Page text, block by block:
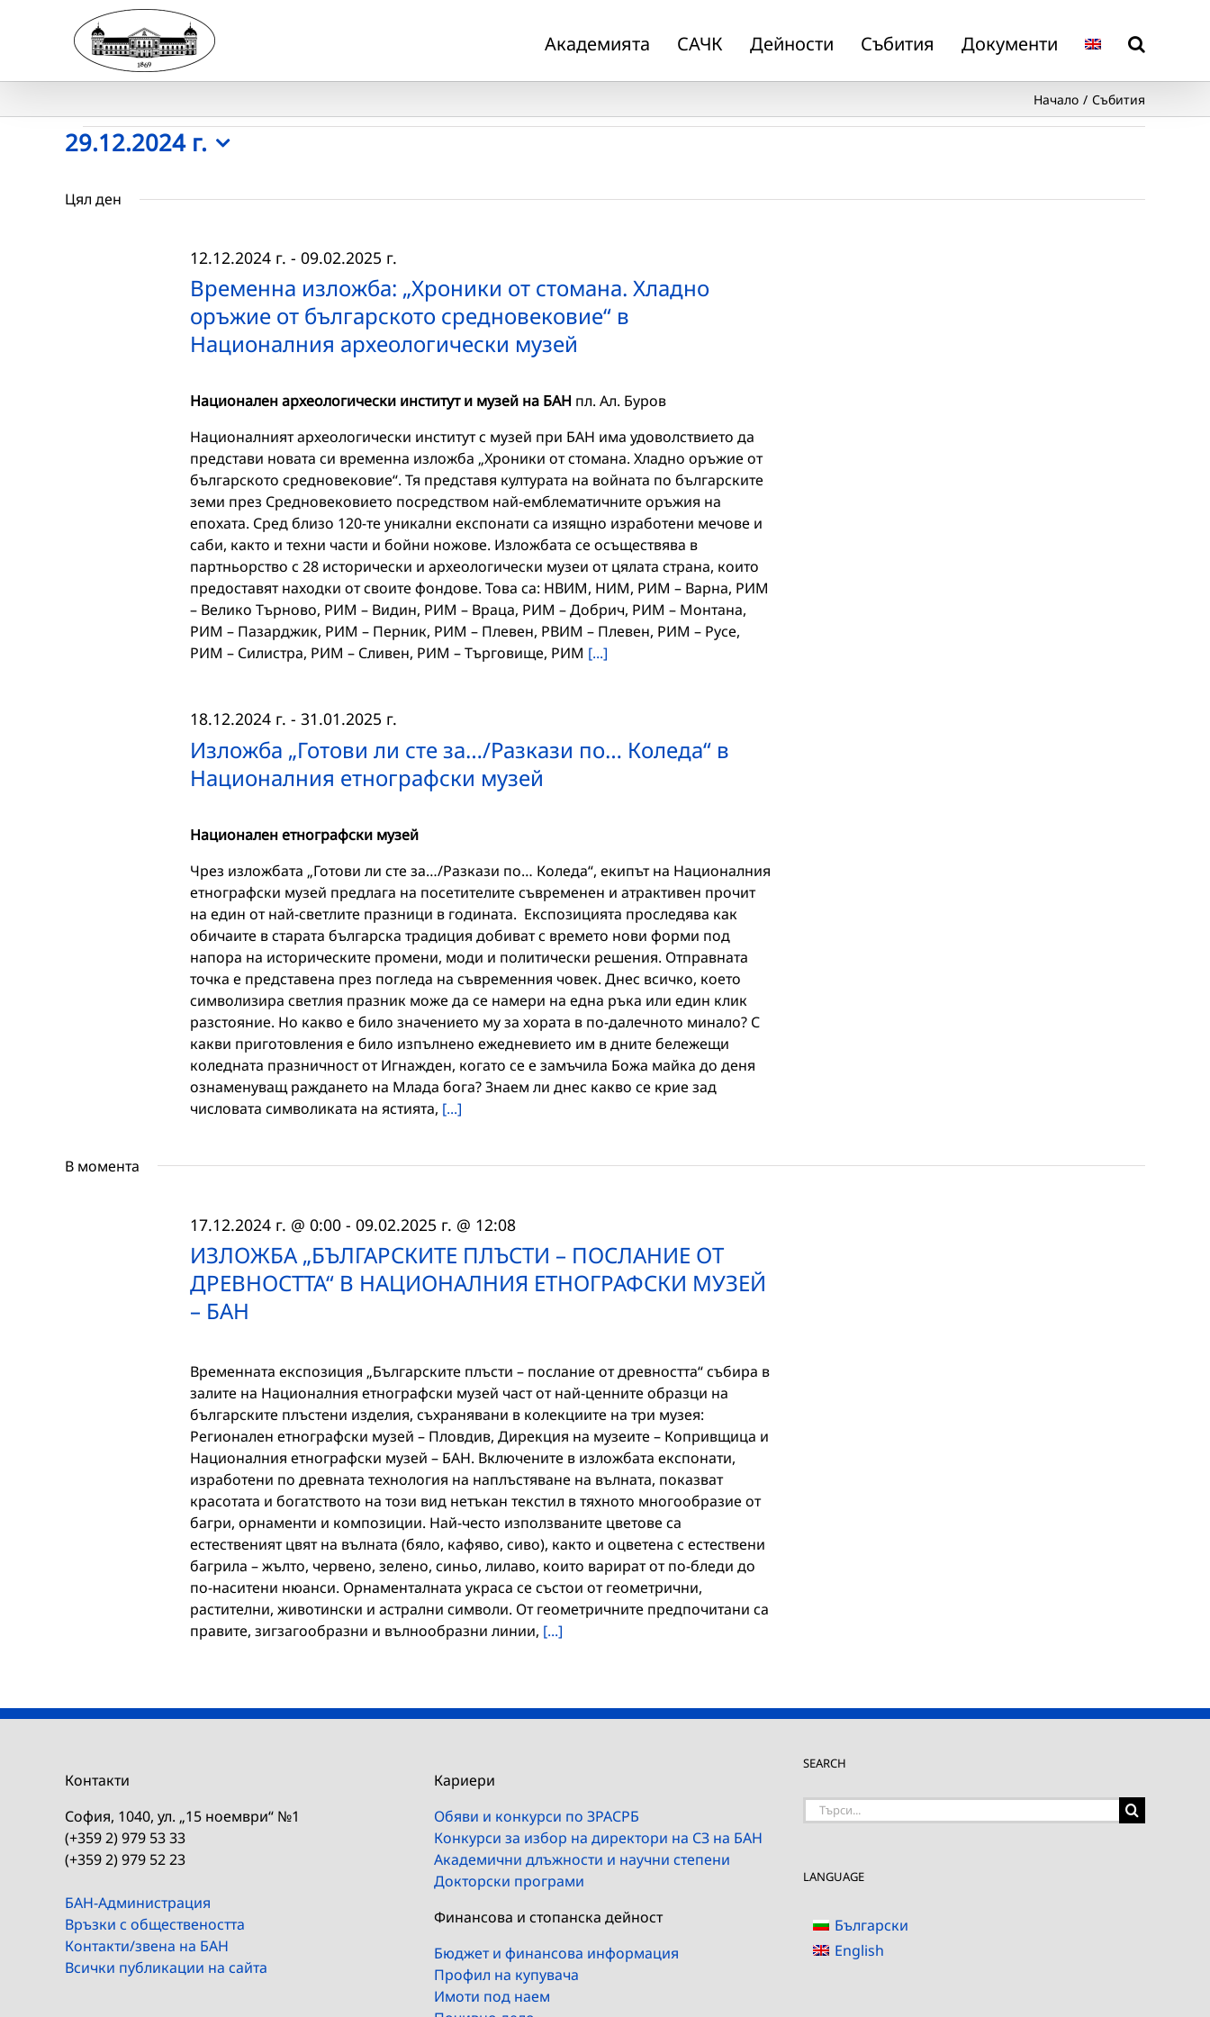
Академията САЧК Дейности Събития Документи
Начало Събития
Събития
for
29.12.2024 г.
date.
Цял ден
Временна изложба: „Хроники от стомана. Хладно
оръжие от българското средновековие“ в
Националния археологически музей
12.12.2024 г. - 09.02.2025 г.
Национален археологически институт и музей на БАН пл. Ал. Буров
Националният археологически институт с музей при БАН има удоволствието да
представи новата си временна изложба „Хроники от стомана. Хладно оръжие от
българското средновековие“. Тя представя културата на войната по българските
земи през Средновековието посредством най-емблематичните оръжия на
епохата. Сред близо 120-те уникални експонати са изящно изработени мечове и
саби, както и техни части и бойни ножове. Изложбата се осъществява в
партньорство с 28 исторически и археологически музеи от цялата страна, които
предоставят находки от своите фондове. Това са: НВИМ, НИМ, РИМ – Варна, РИМ
– Велико Търново, РИМ – Видин, РИМ – Враца, РИМ – Добрич, РИМ – Монтана,
РИМ – Пазарджик, РИМ – Перник, РИМ – Плевен, РВИМ – Плевен, РИМ – Русе,
РИМ – Силистра, РИМ – Сливен, РИМ – Търговище, РИМ [...]
Изложба „Готови ли сте за…/Разкази по… Коледа“ в
Националния етнографски музей
18.12.2024 г. - 31.01.2025 г.
Национален етнографски музей
Чрез изложбата „Готови ли сте за…/Разкази по… Коледа“, екипът на Националния
етнографски музей предлага на посетителите съвременен и атрактивен прочит
на един от най-светлите празници в годината. Експозицията проследява как
обичаите в старата българска традиция добиват с времето нови форми под
напора на историческите промени, моди и политически решения. Отправната
точка е представена през погледа на съвременния човек. Днес всичко, което
символизира светлия празник може да се намери на една ръка или един клик
разстояние. Но какво е било значението му за хората в по-далечното минало? С
какви приготовления е било изпълнено ежедневието им в дните бележещи
коледната празничност от Игнажден, когато се е замъчила Божа майка до деня
ознаменуващ раждането на Млада бога? Знаем ли днес какво се крие зад
числовата символиката на ястията, [...]
В момента
ИЗЛОЖБА „БЪЛГАРСКИТЕ ПЛЪСТИ – ПОСЛАНИЕ ОТ
ДРЕВНОСТТА“ В НАЦИОНАЛНИЯ ЕТНОГРАФСКИ МУЗЕЙ
– БАН
17.12.2024 г. @ 0:00- 09.02.2025 г. @ 12:08
Временната експозиция „Българските плъсти – послание от древността“ събира в
залите на Националния етнографски музей част от най-ценните образци на
българските плъстени изделия, съхранявани в колекциите на три музея:
Регионален етнографски музей – Пловдив, Дирекция на музеите – Копривщица и
Националния етнографски музей – БАН. Включените в изложбата експонати,
изработени по древната технология на наплъстяване на вълната, показват
красотата и богатството на този вид нетъкан текстил в тяхното многообразие от
багри, орнаменти и композиции. Най-често използваните цветове са
естественият цвят на вълната (бяло, кафяво, сиво), както и оцветена с естествени
багрила – жълто, червено, зелено, синьо, лилаво, които варират от по-бледи до
по-наситени нюанси. Орнаменталната украса се състои от геометрични,
растителни, животински и астрални символи. От геометричните предпочитани са
правите, зигзагообразни и вълнообразни линии, [...]
Контакти
София, 1040, ул. „15 ноември“ №1
(+359 2) 979 53 33
(+359 2) 979 52 23
БАН-Администрация
Връзки с обществеността
Контакти/звена на БАН
Всички публикации на сайта
Кариери
Обяви и конкурси по ЗРАСРБ
Конкурси за избор на директори на СЗ на БАН
Академични длъжности и научни степени
Докторски програми
Финансова и стопанска дейност
Бюджет и финансова информация
Профил на купувача
Имоти под наем
SEARCH
Търсене
LANGUAGE
Български
English